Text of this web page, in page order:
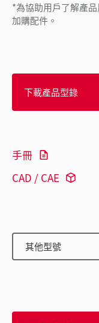
*為協助用戶了解產
加購配件。
下載產品型錄
手冊
CAD / CAE
其他型號